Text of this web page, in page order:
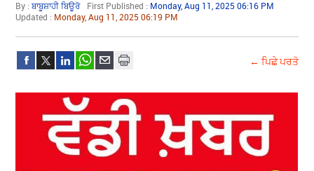
By :ਬਾਬੂਸ਼ਾਹੀ ਬਿਊਰੋ First Published : Monday, Aug 11, 2025 06:16 PM
Updated : Monday, Aug 11, 2025 06:19 PM
← ਪਿਛੇ ਪਰਤੋ